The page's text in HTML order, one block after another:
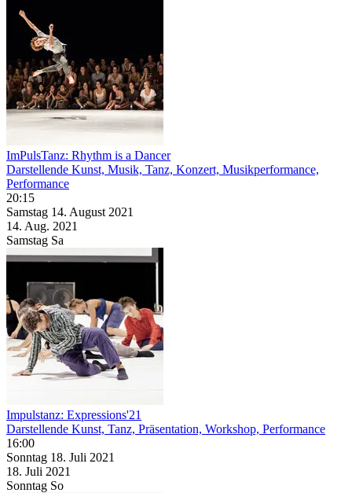
ImPulsTanz: Rhythm is a Dancer
Darstellende Kunst, Musik, Tanz, Konzert, Musikperformance,
Performance
20:15
Samstag 14. August 2021
14. Aug. 2021
Samstag Sa
Impulstanz: Expressions'21
Darstellende Kunst, Tanz, Präsentation, Workshop, Performance
16:00
Sonntag 18. Juli 2021
18. Juli 2021
Sonntag So